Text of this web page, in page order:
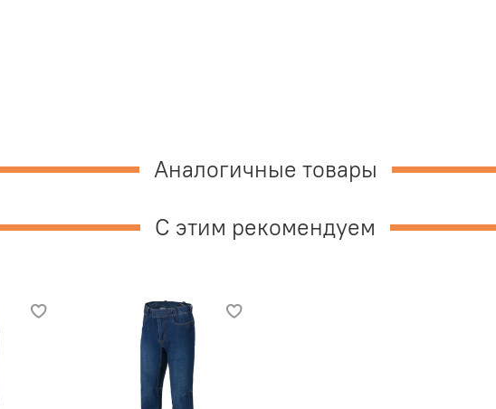
Аналогичные товары
С этим рекомендуем